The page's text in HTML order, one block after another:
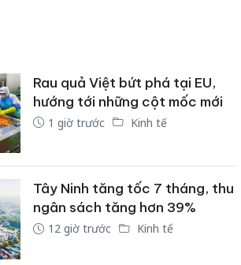
Rau quả Việt bứt phá tại EU,
hướng tới những cột mốc mới
1 giờ trước Kinh tế
Tây Ninh tăng tốc 7 tháng, thu
ngân sách tăng hơn 39%
12 giờ trước Kinh tế